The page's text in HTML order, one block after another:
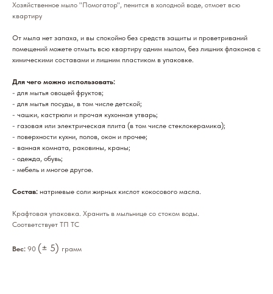
Хозяйственное мыло "Помогатор", пенится в холодной воде, отмоет всю
квартиру
От мыла нет запаха, и вы спокойно без средств защиты и проветриваний
помещений можете отмыть всю квартиру одним мылом, без лишних флаконов с
химическими составами и лишним пластиком в упаковке.
Для чего можно использовать:
- для мытья овощей фруктов;
- для мытья посуды, в том числе детской;
- чашки, кастрюли и прочая кухонная утварь;
- газовая или электрическая плита (в том числе стеклокерамика);
- поверхности кухни, полов, окон и прочее;
- ванная комната, раковины, краны;
- одежда, обувь;
- мебель и многое другое.
Состав: натриевые соли жирных кислот кокосового масла.
Крафтовая упаковка. Хранить в мыльнице со стоком воды.
Соответствует ТП ТС
Вес: 90 (± 5) грамм